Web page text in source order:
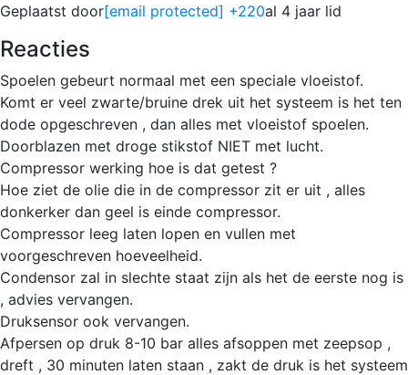
Geplaatst door[email protected] +220al 4 jaar lid
Reacties
Spoelen gebeurt normaal met een speciale vloeistof.
Komt er veel zwarte/bruine drek uit het systeem is het ten
dode opgeschreven , dan alles met vloeistof spoelen.
Doorblazen met droge stikstof NIET met lucht.
Compressor werking hoe is dat getest ?
Hoe ziet de olie die in de compressor zit er uit , alles
donkerker dan geel is einde compressor.
Compressor leeg laten lopen en vullen met
voorgeschreven hoeveelheid.
Condensor zal in slechte staat zijn als het de eerste nog is
, advies vervangen.
Druksensor ook vervangen.
Afpersen op druk 8-10 bar alles afsoppen met zeepsop ,
dreft , 30 minuten laten staan , zakt de druk is het systeem